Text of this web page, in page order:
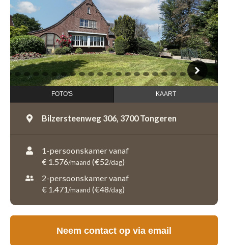
2 3 4 5 6 7 8 9 1011121314151617181920212223
FOTO'S KAART
Bilzersteenweg 306, 3700 Tongeren
1-persoonskamer vanaf
€ 1.576/maand (€52/dag)
2-persoonskamer vanaf
€ 1.471/maand (€48/dag)
Neem contact op via email